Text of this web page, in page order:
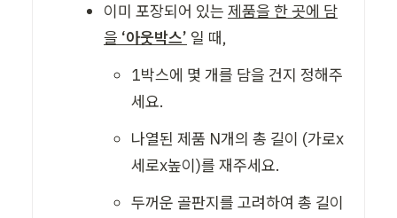
이미 포장되어 있는 제품을 한 곳에 담
을 ‘아웃박스’ 일 때,
1박스에 몇 개를 담을 건지 정해주
세요.
나열된 제품 N개의 총 길이 (가로x
세로x높이)를 재주세요.
두꺼운 골판지를 고려하여 총 길이